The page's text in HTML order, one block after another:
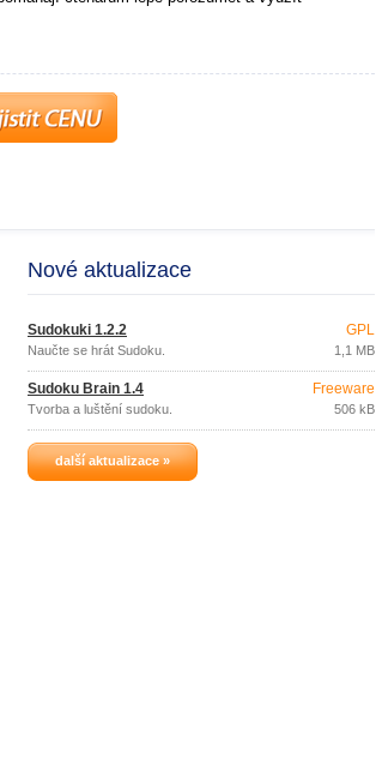
Nové aktualizace
Sudokuki 1.2.2
Naučte se hrát Sudoku.
GPL
1,1 MB
Sudoku Brain 1.4
Tvorba a luštění sudoku.
Freeware
506 kB
další aktualizace »